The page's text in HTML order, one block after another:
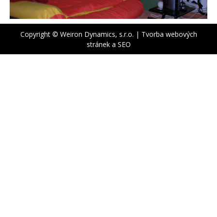
Copyright © Weiron Dynamics, s.r.o. | Tvorba webových
stráneka SEO